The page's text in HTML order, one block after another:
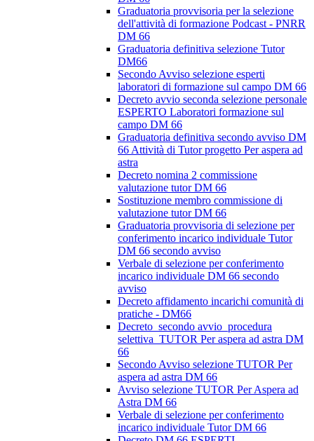
Graduatoria provvisoria per la selezione
dell'attività di formazione Podcast - PNRR
DM 66
Graduatoria definitiva selezione Tutor
DM66
Secondo Avviso selezione esperti
laboratori di formazione sul campo DM 66
Decreto avvio seconda selezione personale
ESPERTO Laboratori formazione sul
campo DM 66
Graduatoria definitiva secondo avviso DM
66 Attività di Tutor progetto Per aspera ad
astra
Decreto nomina 2 commissione
valutazione tutor DM 66
Sostituzione membro commissione di
valutazione tutor DM 66
Graduatoria provvisoria di selezione per
conferimento incarico individuale Tutor
DM 66 secondo avviso
Verbale di selezione per conferimento
incarico individuale DM 66 secondo
avviso
Decreto affidamento incarichi comunità di
pratiche - DM66
Decreto_secondo avvio_procedura
selettiva_TUTOR Per aspera ad astra DM
66
Secondo Avviso selezione TUTOR Per
aspera ad astra DM 66
Avviso selezione TUTOR Per Aspera ad
Astra DM 66
Verbale di selezione per conferimento
incarico individuale Tutor DM 66